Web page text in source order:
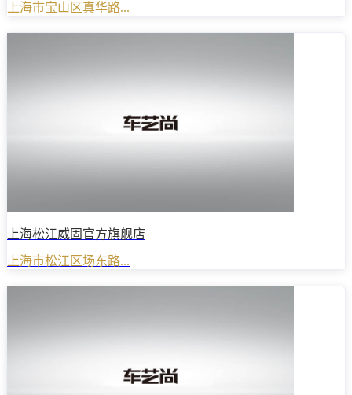
上海市宝山区真华路...
上海松江威固官方旗舰店
上海市松江区场东路...